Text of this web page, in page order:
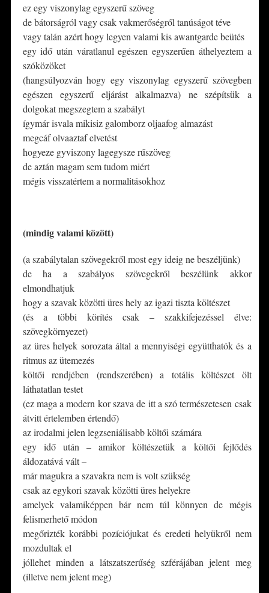
ez egy viszonylag egyszerű szöveg
de bátorságról vagy csak vakmerőségről tanúságot téve
vagy talán azért hogy legyen valami kis awantgarde beütés
egy idő után váratlanul egészen egyszerűen áthelyeztem a
szóközöket
(hangsúlyozván hogy egy viszonylag egyszerű szövegben
egészen egyszerű eljárást alkalmazva) ne szépítsük a
dolgokat megszegtem a szabályt
ígymár isvala mikisiz galomborz oljaafog almazást
megcáf olvaaztaf elvetést
hogyeze gyviszony lagegysze rűszöveg
de aztán magam sem tudom miért
mégis visszatértem a normalitásokhoz
(mindig valami között)
(a szabálytalan szövegekről most egy ideig ne beszéljünk)
de ha a szabályos szövegekről beszélünk akkor
elmondhatjuk
hogy a szavak közötti üres hely az igazi tiszta költészet
(és a többi körítés csak – szakkifejezéssel élve:
szövegkörnyezet)
az üres helyek sorozata által a mennyiségi együtthatók és a
ritmus az ütemezés
költői rendjében (rendszerében) a totális költészet ölt
láthatatlan testet
(ez maga a modern kor szava de itt a szó természetesen csak
átvitt értelemben értendő)
az irodalmi jelen legzseniálisabb költői számára
egy idő után – amikor költészetük a költői fejlődés
áldozatává vált –
már magukra a szavakra nem is volt szükség
csak az egykori szavak közötti üres helyekre
amelyek valamiképpen bár nem túl könnyen de mégis
felismerhető módon
megőrizték korábbi pozíciójukat és eredeti helyükről nem
mozdultak el
jóllehet minden a látszatszerűség szférájában jelent meg
(illetve nem jelent meg)